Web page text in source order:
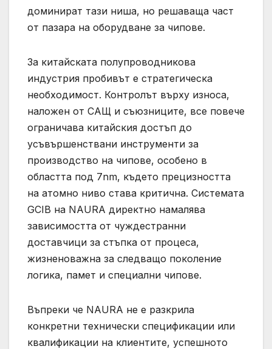
доминират тази ниша, но решаваща част
от пазара на оборудване за чипове.
За китайската полупроводникова
индустрия пробивът е стратегическа
необходимост. Контролът върху износа,
наложен от САЩ и съюзниците, все повече
ограничава китайския достъп до
усъвършенствани инструменти за
производство на чипове, особено в
областта под 7nm, където прецизността
на атомно ниво става критична. Системата
GCIB на NAURA директно намалява
зависимостта от чуждестранни
доставчици за стъпка от процеса,
жизненоважна за следващо поколение
логика, памет и специални чипове.
Въпреки че NAURA не е разкрила
конкретни технически спецификации или
квалификации на клиентите, успешното